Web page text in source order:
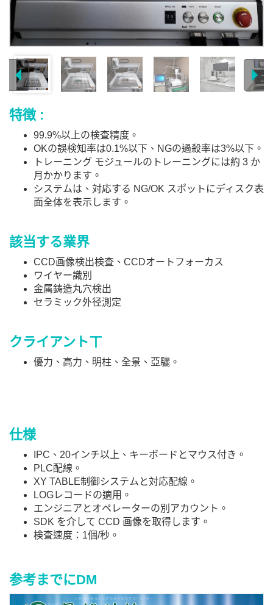
特徴 :
99.9%以上の検査精度。
OKの誤検知率は0.1%以下、NGの過殺率は3%以下。
トレーニング モジュールのトレーニングには約 3 か
月かかります。
システムは、対応する NG/OK スポットにディスク表
面全体を表示します。
該当する業界
CCD画像検出検査、CCDオートフォーカス
ワイヤー識別
金属鋳造丸穴検出
セラミック外径測定
クライアントㄒ
優力、高力、明柱、全景、亞驪。
仕様
IPC、20インチ以上、キーボードとマウス付き。
PLC配線。
XY TABLE制御システムと対応配線。
LOGレコードの適用。
エンジニアとオペレーターの別アカウント。
SDK を介して CCD 画像を取得します。
検査速度：1個/秒。
参考までにDM